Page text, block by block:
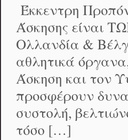
Έκκεντρη
Άσκησης είναι
Ολλανδία &
αθλητικά
Άσκηση και τον
προσφέρουν
συστολή,
τόσο […]